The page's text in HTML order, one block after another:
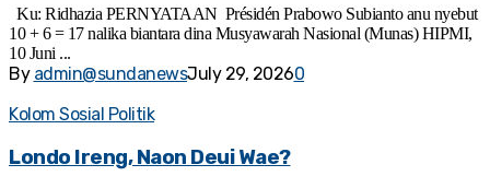
Ku: Ridhazia PERNYATAAN Présidén Prabowo Subianto anu nyebut
10 + 6 = 17 nalika biantara dina Musyawarah Nasional (Munas) HIPMI,
10 Juni ...
By admin@sundanewsJuly 29, 20260
Kolom Sosial Politik
Londo Ireng, Naon Deui Wae?